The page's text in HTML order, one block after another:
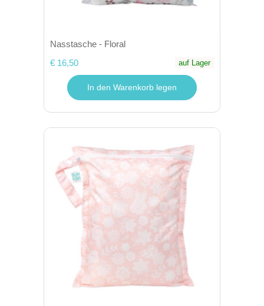
Nasstasche - Floral
€ 16,50
auf Lager
In den Warenkorb legen